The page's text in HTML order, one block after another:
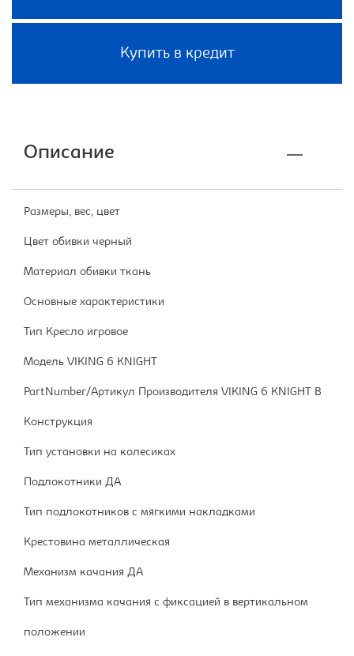
Купить в кредит
Описание
Размеры, вес, цвет
Цвет обивки черный
Материал обивки ткань
Основные характеристики
Тип Кресло игровое
Модель VIKING 6 KNIGHT
PartNumber/Артикул Производителя VIKING 6 KNIGHT B
Конструкция
Тип установки на колесиках
Подлокотники ДА
Тип подлокотников с мягкими накладками
Крестовина металлическая
Механизм качания ДА
Тип механизма качания с фиксацией в вертикальном
положении